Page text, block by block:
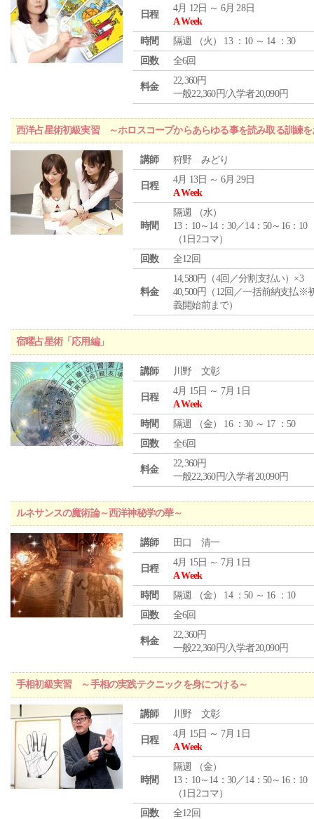
日程
4月 12日 ～ 6月 28日
A Week
時間
隔週 （火 ） 13 ：10 ～ 14 ：30
回数
全6回
料金
22,360円
一般22,360円/入学者20,090円
西洋占星術初級実習 ～ホロスコープからあらゆる事を読み取る訓練を
講師 狩野 みどり
日程
4月 13日 ～ 6月 29日
A Week
時間
隔週 （水）
13：10～14：30／14：50～16：10
（1日2コマ）
回数
全12回
料金
14,580円（4回／分割支払い）×3
40,500円（12回／一括前納支払※
義開始前まで）
宿曜占星術「応用編」
講師 川野 文彰
日程
4月 15日 ～ 7月 1日
A Week
時間
隔週 （金） 16 ：30 ～ 17 ：50
回数
全6回
料金
22,360円
一般22,360円/入学者20,090円
ルネサンスの魔術論～西洋神秘学の華～
講師 田口 清一
日程
4月 15日 ～ 7月 1日
A Week
時間
隔週 （金） 14 ：50 ～ 16 ：10
回数
全6回
料金
22,360円
一般22,360円/入学者20,090円
手相初級実習 ～手相の実践テクニックを身につける～
講師 川野 文彰
日程
4月 15日 ～ 7月 1日
A Week
時間
隔週 （金）
13：10～14：30／14：50～16：10
（1日2コマ）
回数
全12回